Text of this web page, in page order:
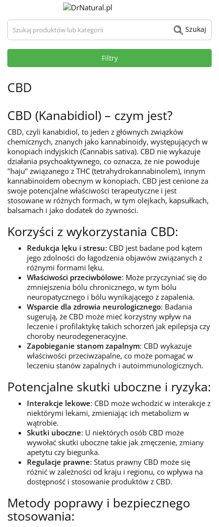
Szukaj produktów lub kategorii Szukaj
Filtry
CBD
CBD (Kanabidiol) – czym jest?
CBD, czyli kanabidiol, to jeden z głównych związków
chemicznych, znanych jako kannabinoidy, występujących w
konopiach indyjskich (Cannabis sativa). CBD nie wykazuje
działania psychoaktywnego, co oznacza, że nie powoduje
"haju" związanego z THC (tetrahydrokannabinolem), innym
kannabinoidem obecnym w konopiach. CBD jest cenione za
swoje potencjalne właściwości terapeutyczne i jest
stosowane w różnych formach, w tym olejkach, kapsułkach,
balsamach i jako dodatek do żywności.
Korzyści z wykorzystania CBD:
Redukcja lęku i stresu: CBD jest badane pod kątem
jego zdolności do łagodzenia objawów związanych z
różnymi formami lęku.
Właściwości przeciwbólowe: Może przyczyniać się do
zmniejszenia bólu chronicznego, w tym bólu
neuropatycznego i bólu wynikającego z zapalenia.
Wsparcie dla zdrowia neurologicznego: Badania
sugerują, że CBD może mieć korzystny wpływ na
leczenie i profilaktykę takich schorzeń jak epilepsja czy
choroby neurodegeneracyjne.
Zapobieganie stanom zapalnym: CBD wykazuje
właściwości przeciwzapalne, co może pomagać w
leczeniu stanów zapalnych i autoimmunologicznych.
Potencjalne skutki uboczne i ryzyka:
Interakcje lekowe: CBD może wchodzić w interakcje z
niektórymi lekami, zmieniając ich metabolizm w
wątrobie.
Skutki uboczne: U niektórych osób CBD może
wywołać skutki uboczne takie jak zmęczenie, zmiany
apetytu czy biegunka.
Regulacje prawne: Status prawny CBD może się
różnić w zależności od kraju i regionu, co wpływa na
dostępność i stosowanie produktów z CBD.
Metody poprawy i bezpiecznego
stosowania: